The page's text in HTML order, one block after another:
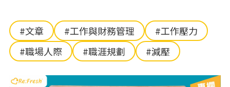
#文章 #工作與財務管理
#工作壓力
#職場人際
#職涯規劃 #減壓